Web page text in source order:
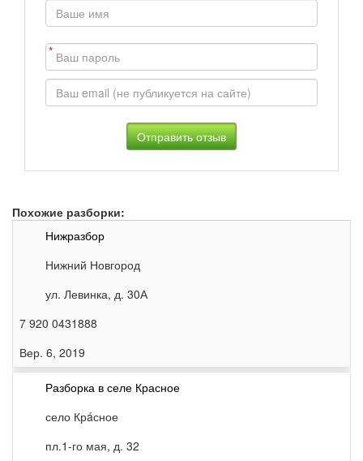
*
Похожие разборки:
Нижразбор
Нижний Новгород
ул. Левинка, д. 30А
7 920 0431888
Вер. 6, 2019
Разборка в селе Красное
село Крáсное
пл.1-го мая, д. 32